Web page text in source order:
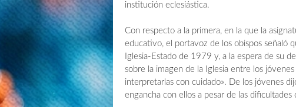
institución eclesiástica.
Con respecto a la primera, en la que la
educativo, el portavoz de los obispos señaló
Iglesia-Estado de 1979 y, a la espera de su
sobre la imagen de la Iglesia entre los
interpretarlas con cuidado». De los jóvenes
engancha con ellos a pesar de las dificultades